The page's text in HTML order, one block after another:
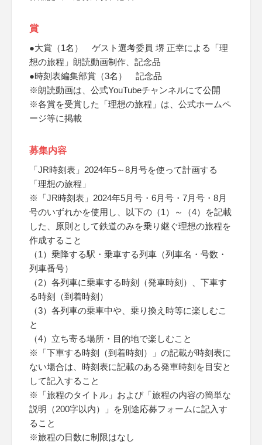
賞
●大賞（1名） ゲスト選考委員 堺 正幸による「理
想の旅程」朗読動画制作、記念品
●時刻表編集部賞（3名） 記念品
※朗読動画は、公式YouTubeチャンネルにて公開
※各賞を受賞した「理想の旅程」は、公式ホームペ
ージ等に掲載
募集内容
「JR時刻表」2024年5～8月号を使って計画する
「理想の旅程」
※「JR時刻表」2024年5月号・6月号・7月号・8月
号のいずれかを使用し、以下の（1）～（4）を記載
した、原則として鉄道のみを乗り継ぐ理想の旅程を
作成すること
（1）乗降する駅・乗車する列車（列車名・号数・
列車番号）
（2）各列車に乗車する時刻（発車時刻）、下車す
る時刻（到着時刻）
（3）各列車の乗車中や、乗り換え時等に楽しむこ
と
（4）立ち寄る場所・目的地で楽しむこと
※「下車する時刻（到着時刻）」の記載が時刻表に
ない場合は、時刻表に記載のある発車時刻を目安と
して記入すること
※「旅程のタイトル」および「旅程の内容の簡単な
説明（200字以内）」を別途応募フォームに記入す
ること
※旅程の日数に制限はなし